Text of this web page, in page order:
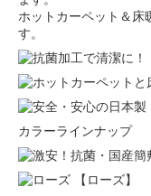
ホットカーペット＆床
す。
カラーラインナップ
【ローズ】